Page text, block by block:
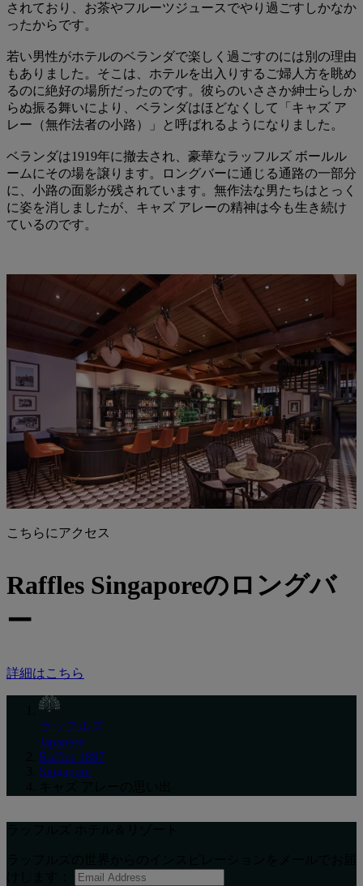
されており、お茶やフルーツジュースでやり過ごすしかなか
ったからです。
若い男性がホテルのベランダで楽しく過ごすのには別の理由
もありました。そこは、ホテルを出入りするご婦人方を眺め
るのに絶好の場所だったのです。彼らのいささか紳士らしか
らぬ振る舞いにより、ベランダはほどなくして「キャズ ア
レー（無作法者の小路）」と呼ばれるようになりました。
ベランダは1919年に撤去され、豪華なラッフルズ ボールル
ームにその場を譲ります。ロングバーに通じる通路の一部分
に、小路の面影が残されています。無作法な男たちはとっく
に姿を消しましたが、キャズ アレーの精神は今も生き続け
ているのです。
こちらにアクセス
Raffles Singaporeのロングバ
ー
詳細はこちら
ラッフルズ
Japanese
Raffles 1887
Singapore